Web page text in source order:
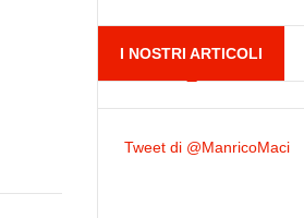
I NOSTRI ARTICOLI
Tweet di @ManricoMaci